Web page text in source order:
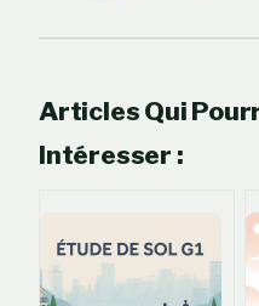
Articles Qui
Intéresser :